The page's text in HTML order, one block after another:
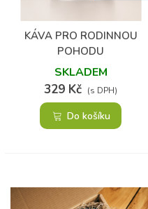
KÁVA PRO RODINNOU
POHODU
SKLADEM
329 Kč (s DPH)
Do košíku